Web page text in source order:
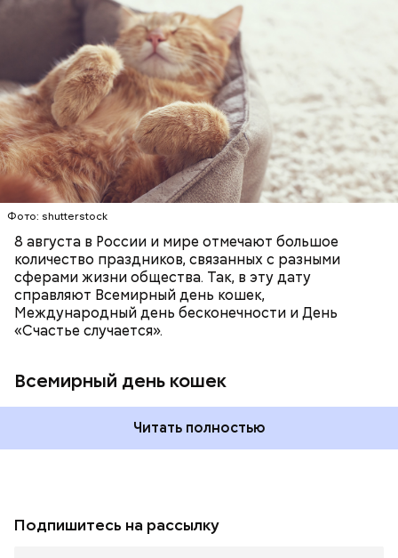
Фото: shutterstock
8 августа в России и мире отмечают большое
количество праздников, связанных с разными
сферами жизни общества. Так, в эту дату
справляют Всемирный день кошек,
Международный день бесконечности и День
«Счастье случается».
Всемирный день кошек
Инициатором Всемирного дня кошек в 2002 году
стал международный фонд Animal Welfare. В этот
праздник котам демонстрируют свою любовь и
почитание. Можно купить своему питомцу его
любимое лакомство или новую игрушку. В
некоторых странах в эту дату открываются
специальные парки для выгуливания котов,
кошачьи магазины и другие заведения.
Читать полностью
ПРАЗДНИКИ ЖИВОТНЫЕ
МАТЕМАТИКА
КОШКИ
ПСИХОЛОГИЯ
Подпишитесь на рассылку